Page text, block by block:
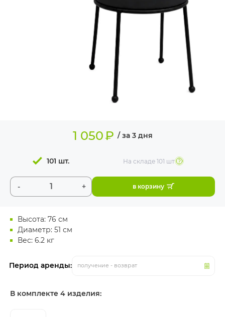
Высота: 76 см
Диаметр: 51 см
Вес: 6.2 кг
Период аренды: получение - возврат
1 050₽ / за 3 дня
- +
101 шт. На складе101 шт
в корзину
В комплекте 4 изделия: